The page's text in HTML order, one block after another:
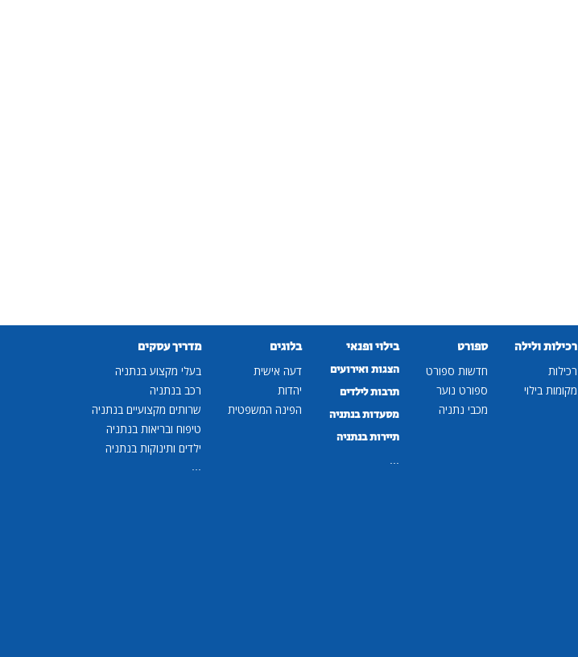
רכילות ולילה
רכילות
מקומות בילוי
ספורט
חדשות ספורט
ספורט נוער
מכבי נתניה
בילוי ופנאי
הצגות ואירועים
תרבות לילדים
מסעדות בנתניה
תיירות בנתניה
...
בלוגים
דעה אישית
יהדות
הפינה המשפטית
מדריך עסקים
בעלי מקצוע בנתניה
רכב בנתניה
שרותים מקצועיים בנתניה
טיפוח ובריאות בנתניה
ילדים ותינוקות בנתניה
...